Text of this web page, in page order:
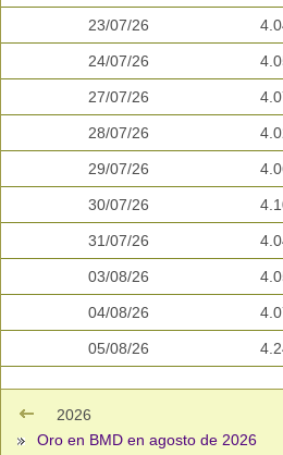
23/07/26
24/07/26
27/07/26
28/07/26
29/07/26
30/07/26
31/07/26
03/08/26
04/08/26
05/08/26
2026
Oro en BMD en agosto de 2026